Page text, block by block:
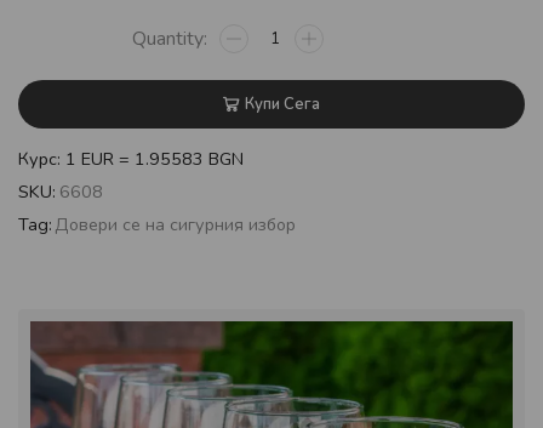
Купи Сега
Курс: 1 EUR = 1.95583 BGN
SKU: 6608
Tag: Довери се на сигурния избор